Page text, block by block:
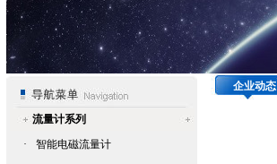
流量计系列
·
智能电磁流量计
企业动态